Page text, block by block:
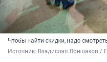
Чтобы найти скидки, надо
Источник: Владислав Лоншаков /